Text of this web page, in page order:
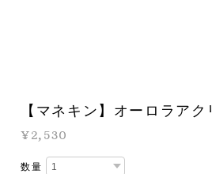
【マネキン】オーロラア
¥2,530
数量